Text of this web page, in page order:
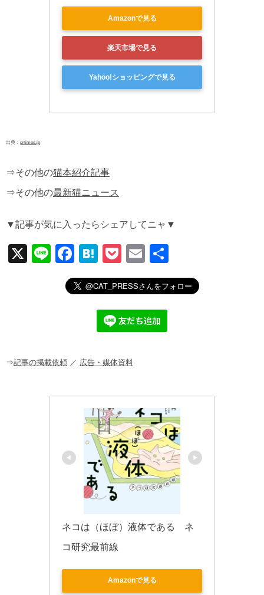
Amazonで見る
楽天市場で見る
Yahoo!ショッピングで見る
出典： prtimes.jp
⇒その他の猫本紹介記事
⇒その他の最新猫ニュース
▼記事が気に入ったらシェアしてニャ▼
X
Li
F
a
c
o
H
at
e
n
a
P
o
ck
et
E
m
ail
有
⇒記事の掲載依頼 ／ 広告・媒体資料
ネコは（ほぼ）液体である　ネ
コ研究最前線
Amazonで見る